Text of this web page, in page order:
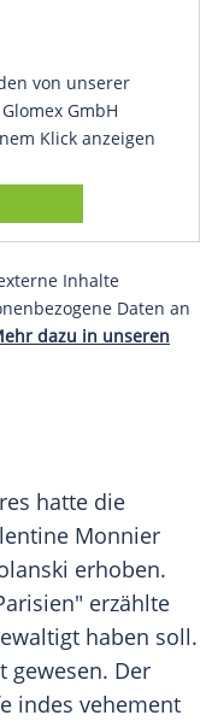
von unserer
GmbH
Klick anzeigen
Inhalte
Daten an
dazu in unseren
hatte die
Monnier
erhoben.
erzählte
haben soll.
gewesen. Der
indes vehement